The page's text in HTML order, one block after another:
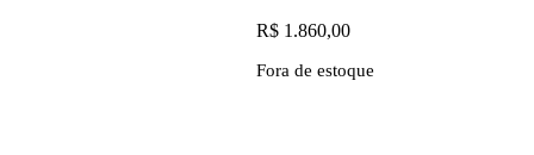
R$ 1.860,00
Fora de estoque